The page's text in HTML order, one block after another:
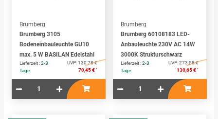
Brumberg
Brumberg 3105
Bodeneinbauleuchte GU10
max. 5 W BASILAN Edelstahl
Lieferzeit :2-3
Tage
UVP:130,78 €
70,45 € *
Brumberg
Brumberg 60108183 LED-
Anbauleuchte 230V AC 14W
3000K Strukturschwarz
Lieferzeit :2-3
Tage
UVP:273,58 €
130,65 € *